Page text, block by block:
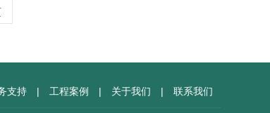
支持 | 工程案例 | 关于我们 | 联系我们